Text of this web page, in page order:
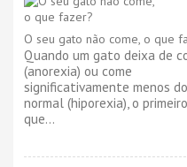
O seu gato não come, o que
Quando um gato deixa de
(anorexia) ou come
significativamente menos do
normal (hiporexia), o primeiro
que...